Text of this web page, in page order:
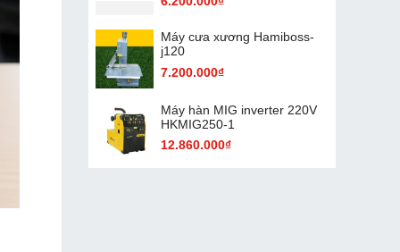
Máy cưa xương Hamiboss-
j120
7.200.000₫
Máy hàn MIG inverter 220V
HKMIG250-1
12.860.000₫